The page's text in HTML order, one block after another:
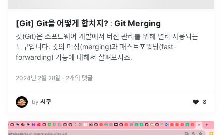
[Git] Git을 어떻게 합치지? : Git Merging
깃(Git)은 소프트웨어 개발에서 버전 관리를 위해 널리 사용되는
도구입니다. 깃의 머징(merging)과 패스트포워딩(fast-
forwarding) 기능에 대해서 살펴보시죠.
2024년 2월 28일 · 2개의 댓글
by 서쿠 8